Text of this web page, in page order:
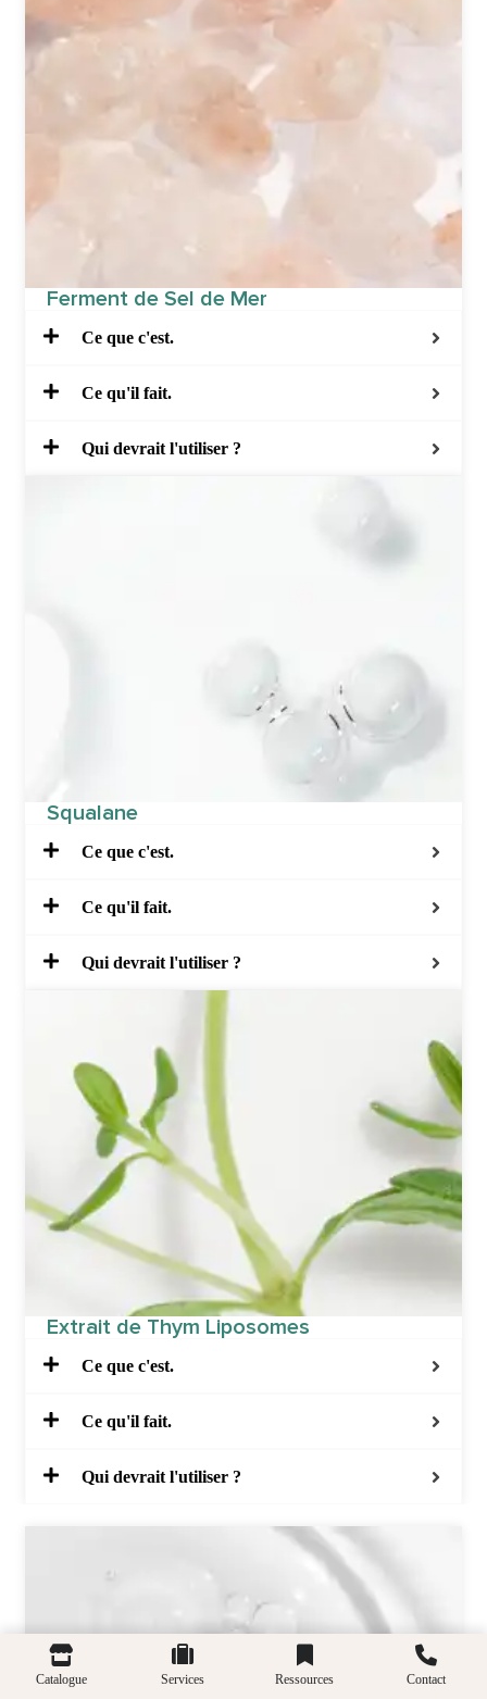
Ferment de Sel de Mer
Ce que c'est.
Ce qu'il fait.
Qui devrait l'utiliser ?
Squalane
Ce que c'est.
Ce qu'il fait.
Qui devrait l'utiliser ?
Extrait de Thym Liposomes
Ce que c'est.
Ce qu'il fait.
Qui devrait l'utiliser ?
Catalogue Services Ressources Contact